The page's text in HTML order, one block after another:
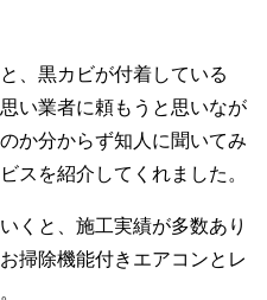
、黒カビが付着している
い業者に頼もうと思いなが
か分からず知人に聞いてみ
スを紹介してくれました。
くと、施工実績が多数あり
掃除機能付きエアコンとレ